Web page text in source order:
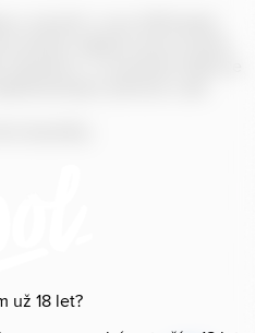
už 18 let?
vytvořil v roce
V současné době se
příchutí s alk.
benefity.